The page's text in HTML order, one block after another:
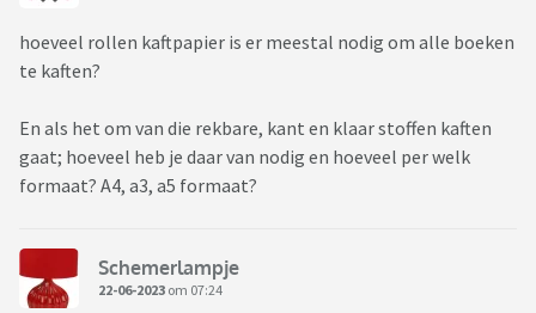
hoeveel rollen kaftpapier is er meestal nodig om alle boeken
te kaften?
En als het om van die rekbare, kant en klaar stoffen kaften
gaat; hoeveel heb je daar van nodig en hoeveel per welk
formaat? A4, a3, a5 formaat?
Schemerlampje
22-06-2023 om 07:24